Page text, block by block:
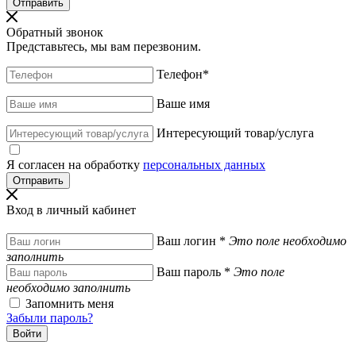
Обратный звонок
Представьтесь, мы вам перезвоним.
Телефон*
Ваше имя
Интересующий товар/услуга
Я согласен на обработку персональных данных
Вход в личный кабинет
Ваш логин * Это поле необходимо
заполнить
Ваш пароль * Это поле
необходимо заполнить
Запомнить меня
Забыли пароль?